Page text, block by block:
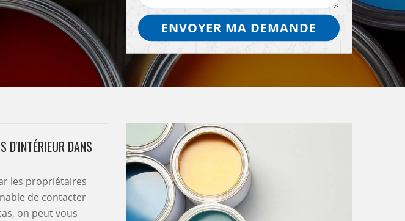
D'INTÉRIEUR DANS
les propriétaires
de contacter
on peut vous